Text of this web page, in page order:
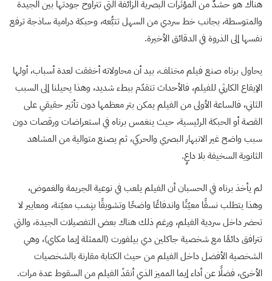
هناك هو حشدٌ من المؤثرات البصرية الزائفة التي تتراوح جودتها بين الجيدة
والمتوسطة، بجانب خط سردي من السهل تتبُّعه، وحبكة درامية ساذجة ترفع
نفسها إلى الذروة في الدقائق الأخيرة.
يحاول برناه صنع فيلم مختلف، بيد أن محاولاته أخفقت لعدة أسباب، أولها
الإيقاع الكارثي للفيلم، فالأحداث تتقدّم ببطء شديد، وهذا يحيلنا إلى السبب
الثاني، فالساعة الأولى من الفيلم يمكن بتر معظمها دون تأثير حقيقي على
القصة أو الحبكة الرئيسية، حيث ينغمس برناه في استعراضات ورقصات دون
سبب واضح غير الانبهار البصري والحركي، ثم يصنع متوالية من المشاهد
الثانوية السخيفة بلا داعٍ.
لم يأخذ برناه في الحسبان أن الفيلم يلعب في نوعية الجريمة والغموض،
وهذا يتطلب نسقًا معيّنًا واندفاعًا واضحًا وتشويقًا بنِسَب معيّنة، ومعايير لا
تحضر داخل سردية الفيلم، ورغم ذلك هناك بعض التفصيلات الجيدة، والتي
تترافق دائمًا مع شخصية جاكلين دي بيلفورت (الممثلة إيما مكاي)، وهي
الشخصية الأفضل داخل الفيلم من حيث الكتابة مقارنة بالشخصيات
الأخرى، فضلًا عن أداء إيما المميز الذي أنقذَ الفيلم من السقوط عدة مرات.